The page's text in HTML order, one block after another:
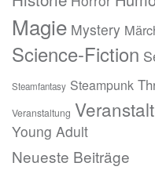
Magie Mystery
Science-Fiction
Steamfantasy Steampunk
Veranstaltung
Young Adult
Neueste Beiträge